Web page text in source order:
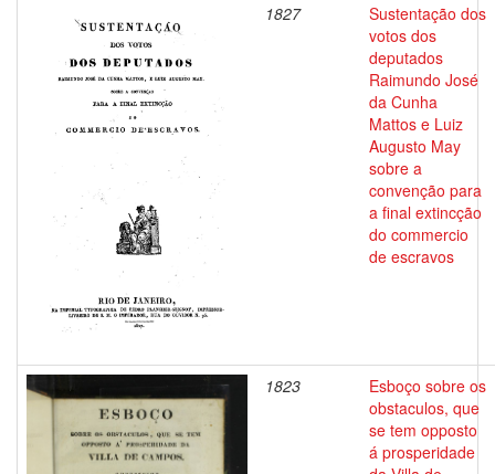
1827
Sustentação dos
votos dos
deputados
Raimundo José
da Cunha
Mattos e Luiz
Augusto May
sobre a
convenção para
a final extincção
do commercio
de escravos
1823
Esboço sobre os
obstaculos, que
se tem opposto
á prosperidade